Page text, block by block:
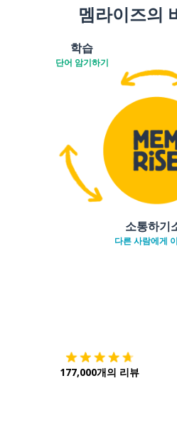
멤라이즈의
학습
단어 암기하기
소통하기
다른 사람에게
177,000개의 리뷰